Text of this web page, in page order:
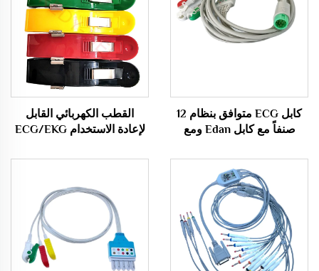
كابل ECG متوافق بنظام 12
صنفاً مع كابل Edan ومع
End 12p
القطب الكهربائي القابل
لإعادة الاستخدام ECG/EKG
موزة ومحول قابس دين